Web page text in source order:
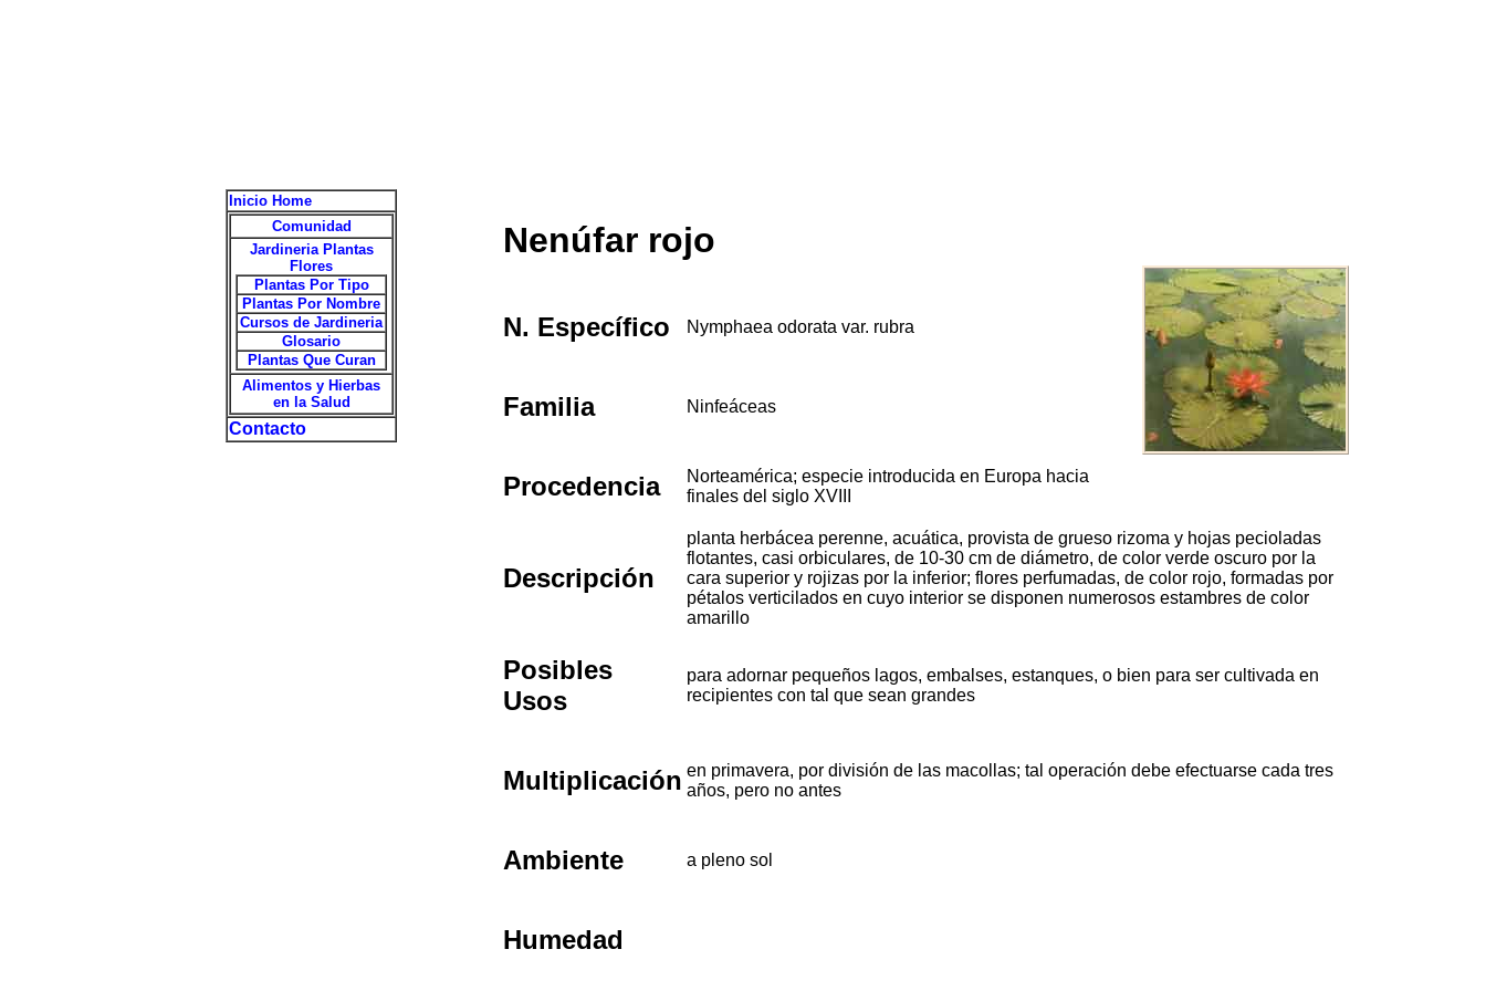
Inicio Home
Comunidad
Jardineria Plantas
Flores
Plantas Por Tipo
Plantas Por Nombre
Cursos de Jardineria
Glosario
Plantas Que Curan
Alimentos y Hierbas
en la Salud
Contacto
Nenúfar rojo
N. Específico Nymphaea odorata var. rubra
Familia Ninfeáceas
Procedencia
Norteamérica; especie introducida en Europa hacia
finales del siglo XVIII
Descripción
planta herbácea perenne, acuática, provista de grueso rizoma y hojas pecioladas
flotantes, casi orbiculares, de 10-30 cm de diámetro, de color verde oscuro por la
cara superior y rojizas por la inferior; flores perfumadas, de color rojo, formadas por
pétalos verticilados en cuyo interior se disponen numerosos estambres de color
amarillo
Posibles
Usos
para adornar pequeños lagos, embalses, estanques, o bien para ser cultivada en
recipientes con tal que sean grandes
Multiplicación en primavera, por división de las macollas; tal operación debe efectuarse cada tres
años, pero no antes
Ambiente a pleno sol
Humedad